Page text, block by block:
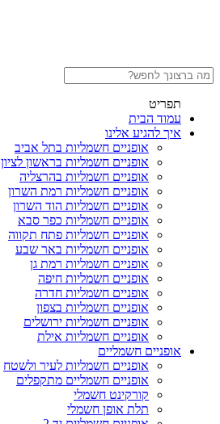
תפריט
עמוד הבית
איך להגיע אלינו
אופניים חשמליות בתל אביב
אופניים חשמליות בראשון לציון
אופניים חשמליות בהרצליה
אופניים חשמליות רמת השרון
אופניים חשמליות הוד השרון
אופניים חשמליות כפר סבא
אופניים חשמליות פתח תקווה
אופניים חשמליות באר שבע
אופניים חשמליות רמת גן
אופניים חשמליות חיפה
אופניים חשמליות חדרה
אופניים חשמליות בצפון
אופניים חשמליות ירושלים
אופניים חשמליות אילת
אופניים חשמליים
אופניים חשמליות לעיר ולשטח
אופניים חשמליים מתקפלים
קורקינט חשמלי
תלת אופן חשמלי